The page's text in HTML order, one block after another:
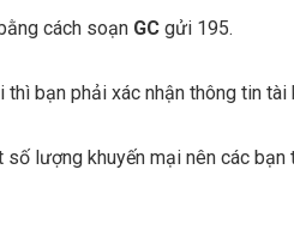
cách soạn GC gửi 195.
bạn phải xác nhận thông tin tài
lượng khuyến mại nên các bạn